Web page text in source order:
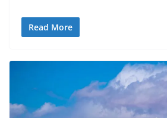
Read More